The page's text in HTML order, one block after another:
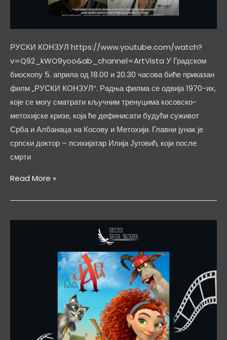
РУСКИ КОНЗУЛ https://www.youtube.com/watch?
v=Q92_kWO9yoo&ab_channel=ArtVista У Градском
биоскопу 5. априла од 18.00 и 20.30 часова биће приказан
филм „РУСКИ КОНЗУЛ“. Радња филма се одвија 1970-их,
које се могу сматрати кључним тренуцима косовско-
метохијске кризе, која ће дефинисати будући суживот
Срба и Албанаца на Косову и Метохији. Главни јунак је
српски доктор – психијатар Илија Југовић, који после
смрти
РУСКИ
Read More »